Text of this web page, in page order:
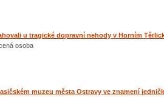
u tragické dopravní nehody v Horním
osoba
muzeu města Ostravy ve znamení